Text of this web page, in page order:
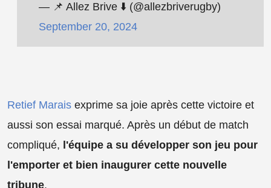
— 📌 Allez Brive ⬇️ (@allezbriverugby)
September 20, 2024
Retief Marais exprime sa joie après cette victoire et
aussi son essai marqué. Après un début de match
compliqué, l'équipe a su développer son jeu pour
l'emporter et bien inaugurer cette nouvelle
tribune.